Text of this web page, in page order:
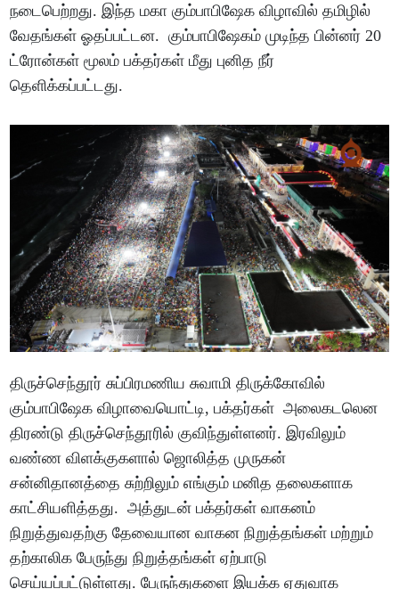
நடைபெற்றது. இந்த மகா கும்பாபிஷேக விழாவில் தமிழில்
வேதங்கள் ஓதப்பட்டன. கும்பாபிஷேகம் முடிந்த பின்னர் 20
ட்ரோன்கள் மூலம் பக்தர்கள் மீது புனித நீர்
தெளிக்கப்பட்டது.
திருச்செந்தூர் சுப்பிரமணிய சுவாமி திருக்கோவில்
கும்பாபிஷேக விழாவையொட்டி, பக்தர்கள் அலைகடலென
திரண்டு திருச்செந்தூரில் குவிந்துள்ளனர். இரவிலும்
வண்ண விளக்குகளால் ஜொலித்த முருகன்
சன்னிதானத்தை சுற்றிலும் எங்கும் மனித தலைகளாக
காட்சியளித்தது. அத்துடன் பக்தர்கள் வாகனம்
நிறுத்துவதற்கு தேவையான வாகன நிறுத்தங்கள் மற்றும்
தற்காலிக பேருந்து நிறுத்தங்கள் ஏற்பாடு
செய்யப்பட்டுள்ளது. பேருந்துகளை இயக்க ஏதுவாக